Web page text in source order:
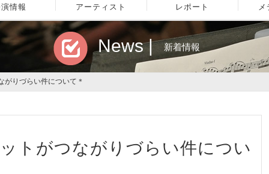
情報 アーティスト レポート
News | 新着情報
がりづらい件について＊
トがつながりづらい件につい